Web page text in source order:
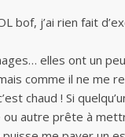
bof, j’ai rien fait
elles ont un
comme il ne me
chaud ! Si
ou autre prête à